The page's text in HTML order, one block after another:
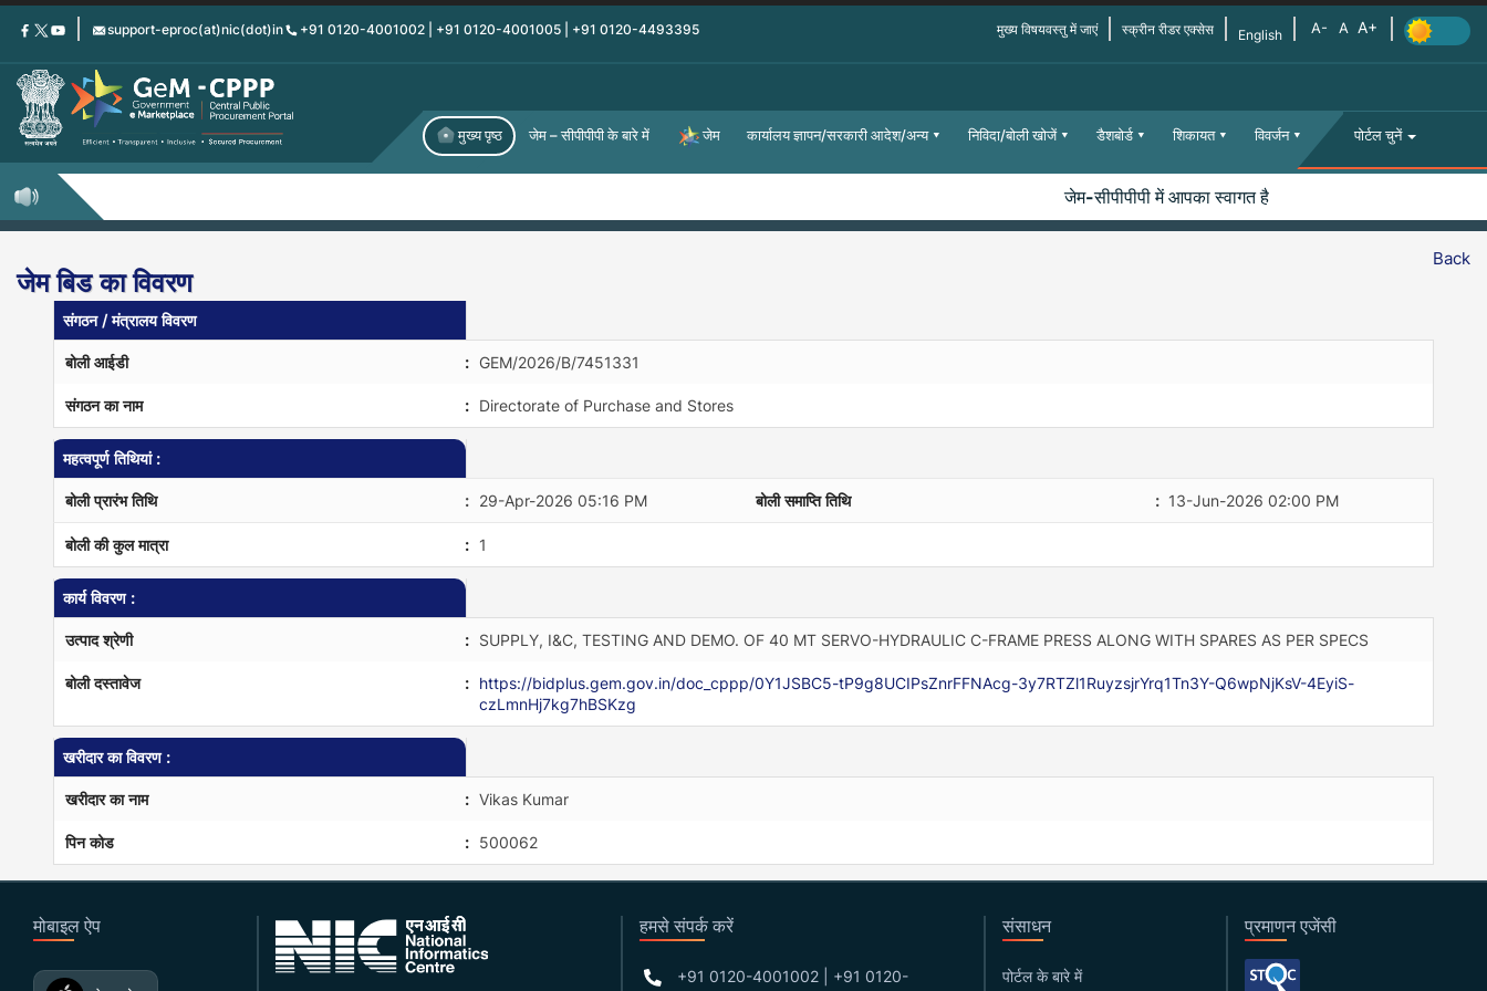
Skip
content
support-eproc(at)nic(dot)in +91 0120-4001002 | +91 0120-4001005 | +91 0120-4493395 मुख्य विषयवस्तु में जाएं स्क्रीन रीडर एक्सेस English
मुख्य पृष्ठ जेम – सीपीपीपी के बारे में जेम कार्यालय ज्ञापन/सरकारी आदेश/अन्य निविदा/बोली खोजें डैशबोर्ड शिकायत विवर्जन पोर्टल चुनें
जेम-सीपीपीपी में आपका स्वागत है
Back
जेम बिड का विवरण
संगठन / मंत्रालय विवरण
बोली आईडी : GEM/2026/B/7451331
संगठन का नाम : Directorate of Purchase and Stores
महत्वपूर्ण तिथियां :
बोली प्रारंभ तिथि : 29-Apr-2026 05:16 PM बोली समाप्ति तिथि : 13-Jun-2026 02:00 PM
बोली की कुल मात्रा : 1
कार्य विवरण :
उत्पाद श्रेणी : SUPPLY, I&C, TESTING AND DEMO. OF 40 MT SERVO-HYDRAULIC C-FRAME PRESS ALONG WITH SPARES AS PER SPECS
बोली दस्तावेज : https://bidplus.gem.gov.in/doc_cppp/0Y1JSBC5-tP9g8UCIPsZnrFFNAcg-3y7RTZl1RuyzsjrYrq1Tn3Y-Q6wpNjKsV-4EyiS-
czLmnHj7kg7hBSKzg
खरीदार का विवरण :
खरीदार का नाम : Vikas Kumar
पिन कोड : 500062
मोबाइल ऐप हमसे संपर्क करें
+91 0120-4001002 | +91 0120-
संसाधन
पोर्टल के बारे में
प्रमाणन एजेंसी